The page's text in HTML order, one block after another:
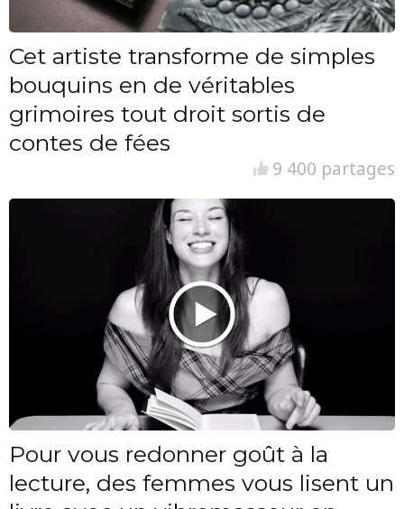
Cet artiste transforme de simples
bouquins en de véritables
grimoires tout droit sortis de
contes de fées
9 400 partages
Pour vous redonner goût à la
lecture, des femmes vous lisent un